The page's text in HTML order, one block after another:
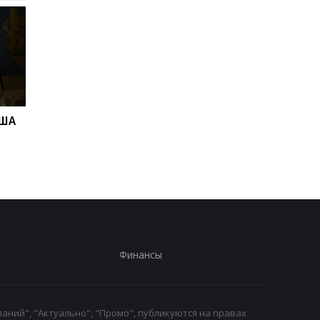
Финансы
"Актуально", "Промо", публикуются на правах